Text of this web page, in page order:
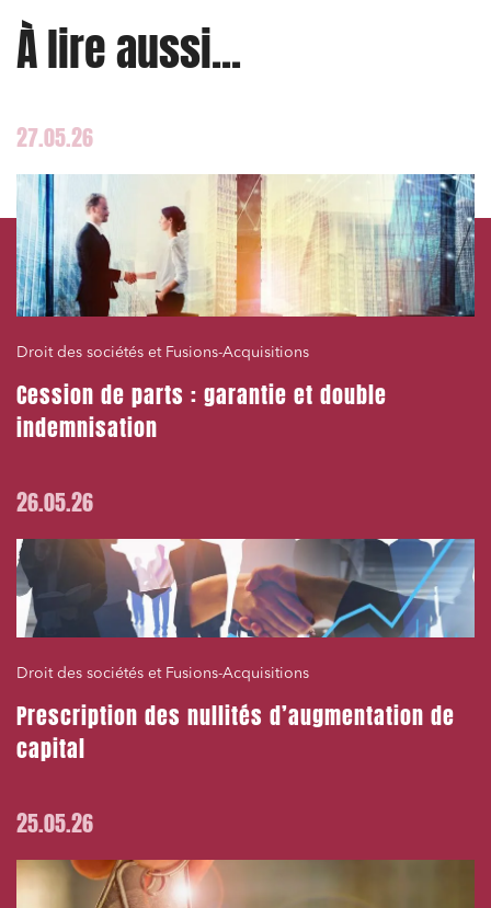
À lire aussi...
27.05.26
Droit des sociétés et Fusions-Acquisitions
Cession de parts : garantie et double
indemnisation
26.05.26
Droit des sociétés et Fusions-Acquisitions
Prescription des nullités d’augmentation de
capital
25.05.26